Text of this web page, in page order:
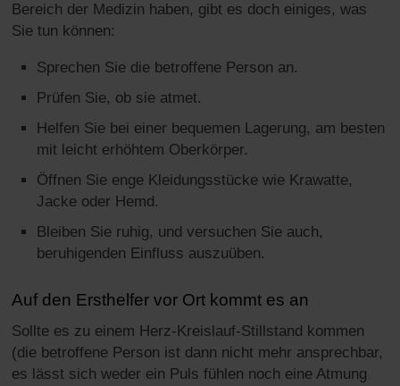
Bereich der Medizin haben, gibt es doch einiges, was
Sie tun können:
Sprechen Sie die betroffene Person an.
Prüfen Sie, ob sie atmet.
Helfen Sie bei einer bequemen Lagerung, am besten
mit leicht erhöhtem Oberkörper.
Öffnen Sie enge Kleidungsstücke wie Krawatte,
Jacke oder Hemd.
Bleiben Sie ruhig, und versuchen Sie auch,
beruhigenden Einfluss auszuüben.
Auf den Ersthelfer vor Ort kommt es an
Sollte es zu einem Herz-Kreislauf-Stillstand kommen
(die betroffene Person ist dann nicht mehr ansprechbar,
es lässt sich weder ein Puls fühlen noch eine Atmung